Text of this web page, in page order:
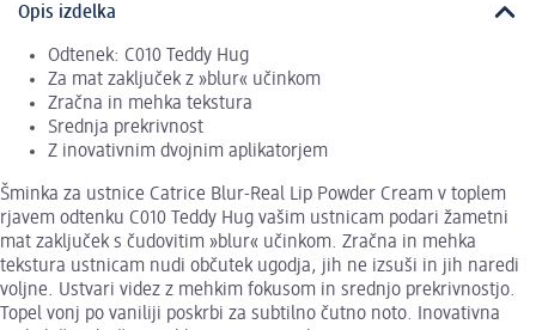
Opis izdelka
Odtenek: C010 Teddy Hug
Za mat zaključek z »blur« učinkom
Zračna in mehka tekstura
Srednja prekrivnost
Z inovativnim dvojnim aplikatorjem
Šminka za ustnice Catrice Blur-Real Lip Powder Cream v toplem
rjavem odtenku C010 Teddy Hug vašim ustnicam podari žametni
mat zaključek s čudovitim »blur« učinkom. Zračna in mehka
tekstura ustnicam nudi občutek ugodja, jih ne izsuši in jih naredi
voljne. Ustvari videz z mehkim fokusom in srednjo prekrivnostjo.
Topel vonj po vaniliji poskrbi za subtilno čutno noto. Inovativna